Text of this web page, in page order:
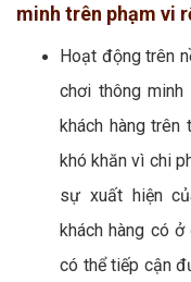
minh trên phạm vi
Hoạt động trên
chơi thông
khách hàng trên
khó khăn vì chi
sự xuất hiện
khách hàng có
có thể tiếp cận